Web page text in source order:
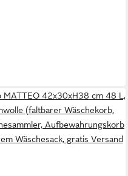
MATTEO 42x30xH38 cm 48 L,
(faltbarer Wäschekorb,
Aufbewahrungskorb
Wäschesack, gratis Versand